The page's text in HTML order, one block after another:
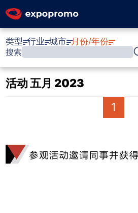
类型 行业 城市 月份/年份
搜索
活动 五月 2023
1